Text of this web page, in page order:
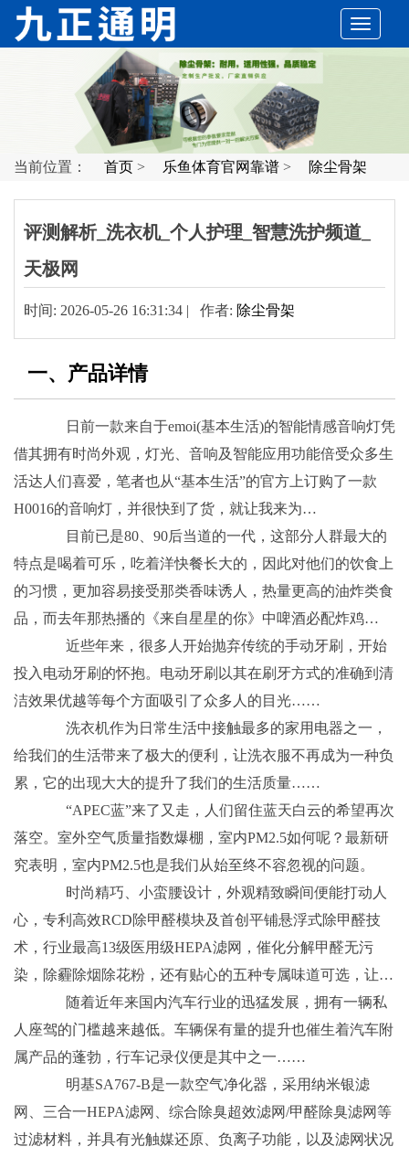
切
导
当前位置： 首页 > 乐鱼体育官网靠谱 > 除尘骨架
评测解析_洗衣机_个人护理_智慧洗护频道_
天极网
时间: 2026-05-26 16:31:34 | 作者: 除尘骨架
一、产品详情
日前一款来自于emoi(基本生活)的智能情感音响灯凭
借其拥有时尚外观，灯光、音响及智能应用功能倍受众多生
活达人们喜爱，笔者也从“基本生活”的官方上订购了一款
H0016的音响灯，并很快到了货，就让我来为…
目前已是80、90后当道的一代，这部分人群最大的
特点是喝着可乐，吃着洋快餐长大的，因此对他们的饮食上
的习惯，更加容易接受那类香味诱人，热量更高的油炸类食
品，而去年那热播的《来自星星的你》中啤酒必配炸鸡…
近些年来，很多人开始抛弃传统的手动牙刷，开始
投入电动牙刷的怀抱。电动牙刷以其在刷牙方式的准确到清
洁效果优越等每个方面吸引了众多人的目光……
洗衣机作为日常生活中接触最多的家用电器之一，
给我们的生活带来了极大的便利，让洗衣服不再成为一种负
累，它的出现大大的提升了我们的生活质量……
“APEC蓝”来了又走，人们留住蓝天白云的希望再次
落空。室外空气质量指数爆棚，室内PM2.5如何呢？最新研
究表明，室内PM2.5也是我们从始至终不容忽视的问题。
时尚精巧、小蛮腰设计，外观精致瞬间便能打动人
心，专利高效RCD除甲醛模块及首创平铺悬浮式除甲醛技
术，行业最高13级医用级HEPA滤网，催化分解甲醛无污
染，除霾除烟除花粉，还有贴心的五种专属味道可选，让…
随着近年来国内汽车行业的迅猛发展，拥有一辆私
人座驾的门槛越来越低。车辆保有量的提升也催生着汽车附
属产品的蓬勃，行车记录仪便是其中之一……
明基SA767-B是一款空气净化器，采用纳米银滤
网、三合一HEPA滤网、综合除臭超效滤网/甲醛除臭滤网等
过滤材料，并具有光触媒还原、负离子功能，以及滤网状况